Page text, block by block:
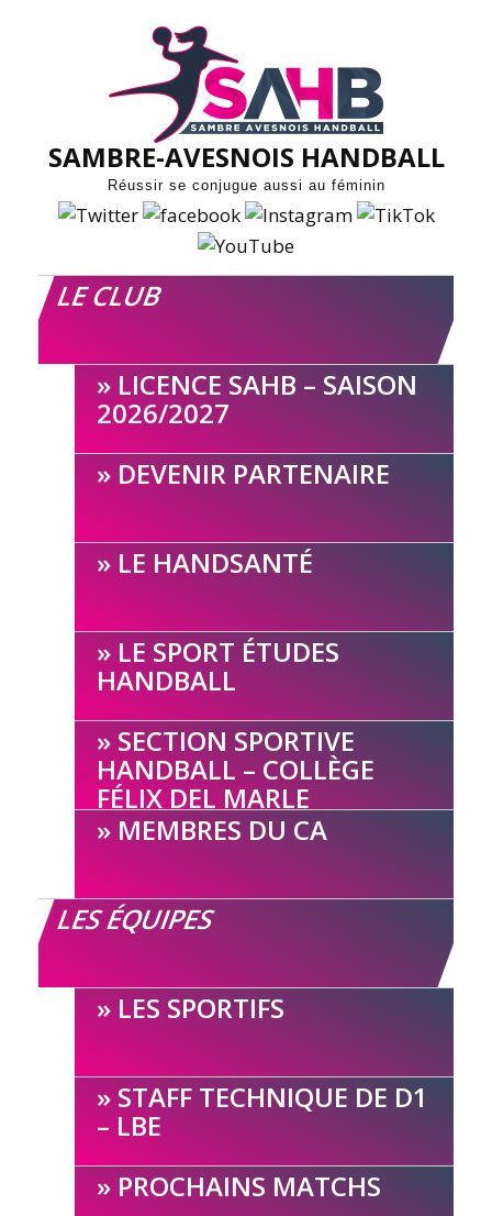
SAMBRE-AVESNOIS HANDBALL
Réussir se conjugue aussi au féminin
LE CLUB
LICENCE SAHB – SAISON
2026/2027
DEVENIR PARTENAIRE
LE HANDSANTÉ
LE SPORT ÉTUDES
HANDBALL
SECTION SPORTIVE
HANDBALL – COLLÈGE
FÉLIX DEL MARLE
MEMBRES DU CA
LES ÉQUIPES
LES SPORTIFS
STAFF TECHNIQUE DE D1
– LBE
PROCHAINS MATCHS